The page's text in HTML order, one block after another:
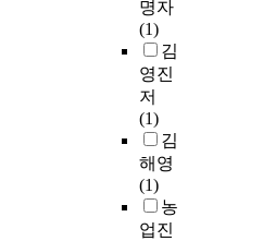
명자
(1)
김
영진
저
(1)
김
해영
(1)
농
업진